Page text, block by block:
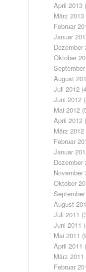
April 2013
März 2013
Februar
Januar
Dezember
Oktober
August
Juli 2012
Juni 2012
Mai 2012
April 2012
März 2012
Februar
Januar
Dezember
November
Oktober
August
Juli 2011
Juni 2011
Mai 2011
April 2011
März 2011
Februar